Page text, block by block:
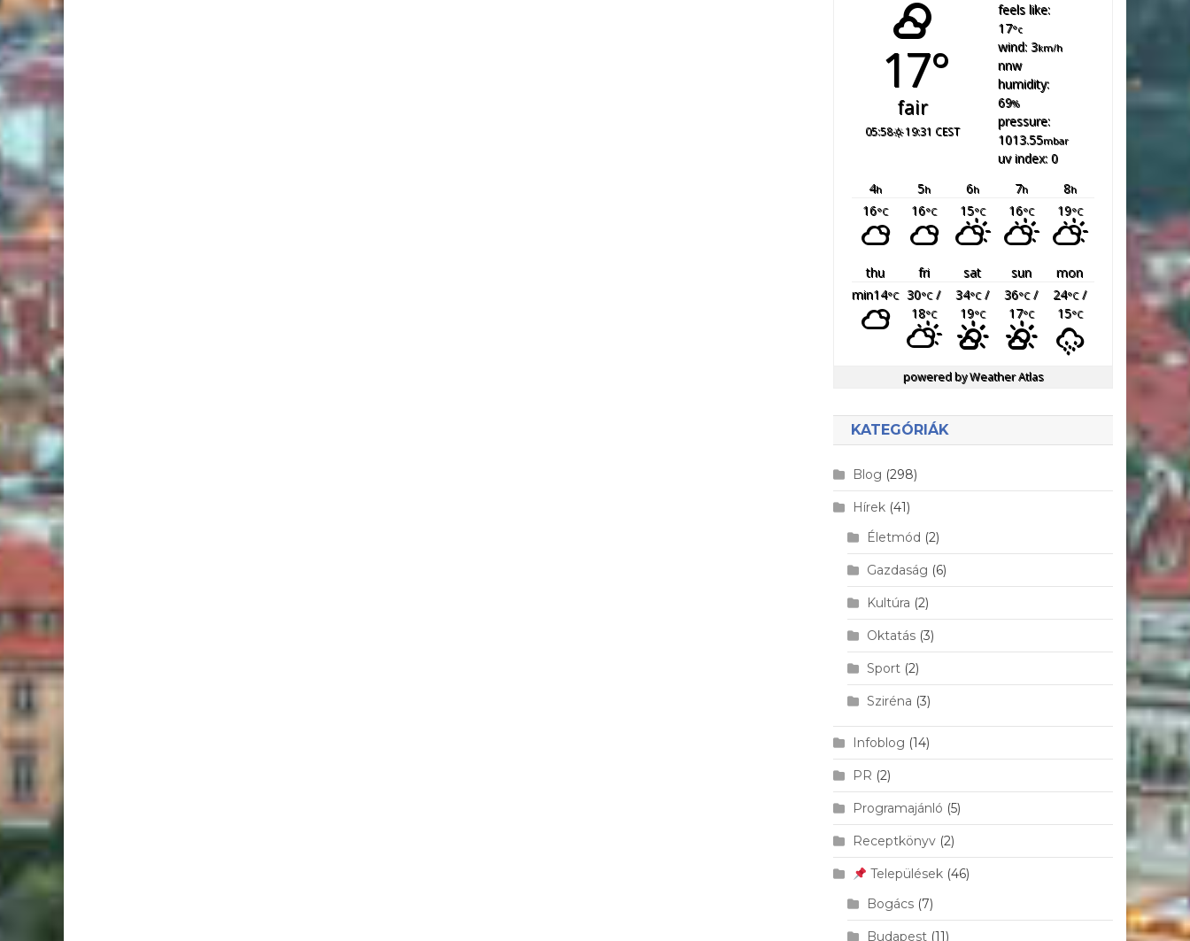
17°
fair
05:58 19:31 CEST
feels like:
17°c
wind: 3km/h
nnw
humidity:
69%
pressure:
1013.55mbar
uv index: 0
4h 5h 6h 7h 8h
16°C 16°C 15°C 16°C 19°C
thu fri sat sun
mon
min14°C 30°C/
18°C
34°C/
19°C
36°C/
17°C
24°C/
15°C
powered byWeather Atlas
KATEGÓRIÁK
Blog (298)
Hírek (41)
Életmód (2)
Gazdaság (6)
Kultúra (2)
Oktatás (3)
Sport (2)
Sziréna (3)
Infoblog (14)
PR (2)
Programajánló (5)
Receptkönyv (2)
Települések (46)
Bogács (7)
Budapest (11)